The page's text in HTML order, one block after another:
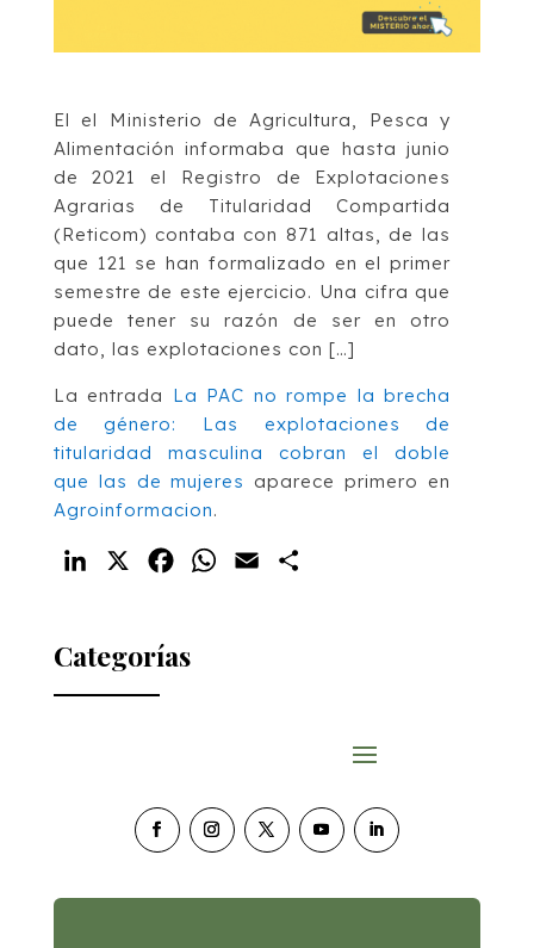
El el Ministerio de Agricultura, Pesca y
Alimentación informaba que hasta junio
de 2021 el Registro de Explotaciones
Agrarias de Titularidad Compartida
(Reticom) contaba con 871 altas, de las
que 121 se han formalizado en el primer
semestre de este ejercicio. Una cifra que
puede tener su razón de ser en otro
dato, las explotaciones con […]
La entrada La PAC no rompe la brecha
de género: Las explotaciones de
titularidad masculina cobran el doble
que las de mujeres aparece primero en
Agroinformacion.
LinkedIn FacebookWhatsApp
Email
Categorías